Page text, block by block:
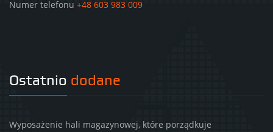
Numer telefonu +48 603 983 009
Ostatnio dodane
Wyposażenie hali magazynowej, które porządkuje